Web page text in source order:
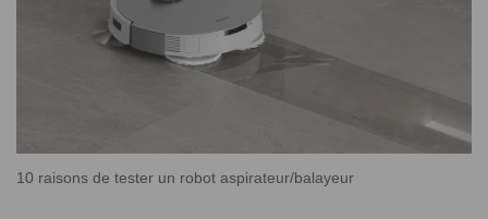
10 raisons de tester un robot aspirateur/balayeur